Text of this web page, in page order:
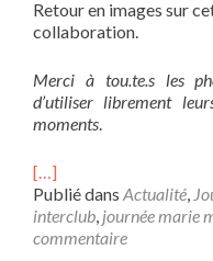
Retour en images sur
collaboration.
Merci à tou.te.s les
d’utiliser librement
moments.
[…]
Publié dans Actualité,
interclub, journée marie
commentaire